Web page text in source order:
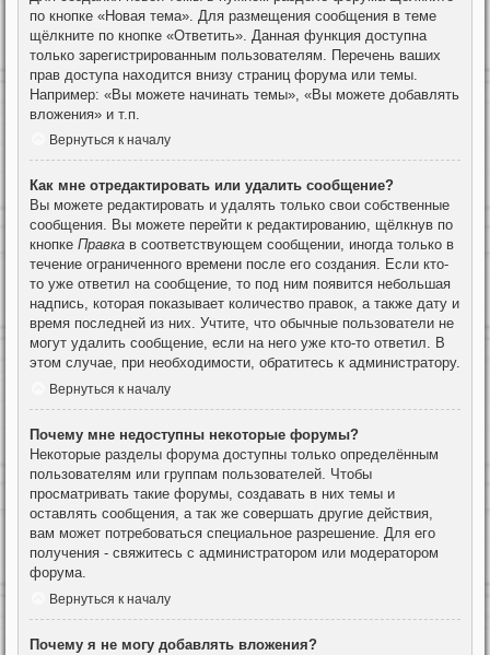
по кнопке «Новая тема». Для размещения сообщения в теме
щёлкните по кнопке «Ответить». Данная функция доступна
только зарегистрированным пользователям. Перечень ваших
прав доступа находится внизу страниц форума или темы.
Например: «Вы можете начинать темы», «Вы можете добавлять
вложения» и т.п.
Вернуться к началу
Как мне отредактировать или удалить сообщение?
Вы можете редактировать и удалять только свои собственные
сообщения. Вы можете перейти к редактированию, щёлкнув по
кнопке Правка в соответствующем сообщении, иногда только в
течение ограниченного времени после его создания. Если кто-
то уже ответил на сообщение, то под ним появится небольшая
надпись, которая показывает количество правок, а также дату и
время последней из них. Учтите, что обычные пользователи не
могут удалить сообщение, если на него уже кто-то ответил. В
этом случае, при необходимости, обратитесь к администратору.
Вернуться к началу
Почему мне недоступны некоторые форумы?
Некоторые разделы форума доступны только определённым
пользователям или группам пользователей. Чтобы
просматривать такие форумы, создавать в них темы и
оставлять сообщения, а так же совершать другие действия,
вам может потребоваться специальное разрешение. Для его
получения - свяжитесь с администратором или модератором
форума.
Вернуться к началу
Почему я не могу добавлять вложения?